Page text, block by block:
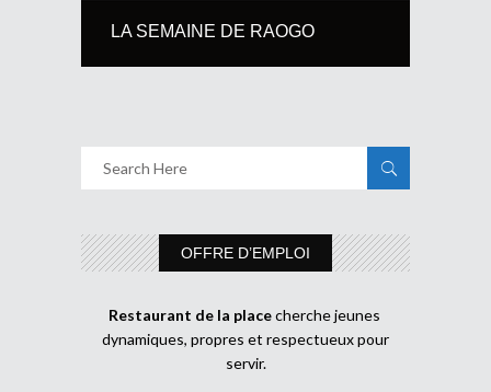
LA SEMAINE DE RAOGO
OFFRE D’EMPLOI
Restaurant de la placecherche jeunes
dynamiques, propres et respectueux pour
servir.